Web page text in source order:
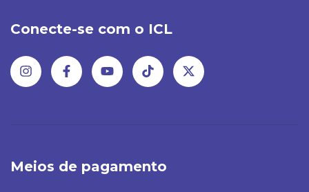
Conecte-se com o ICL
Meios de pagamento